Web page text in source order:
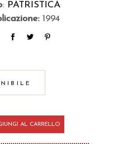
: PATRISTICA
1994
AL CARRELLO